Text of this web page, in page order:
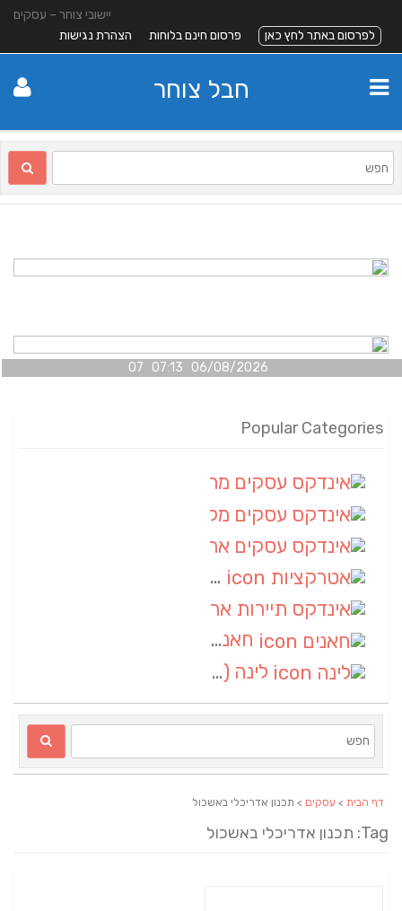
יישובי צוחר – עסקים
לפרסום באתר לחץ כאן
פרסום חינם בלוחות הצהרת נגישות
חבל צוחר
06/08/2026 07:13 07
Popular Categories
אטרקציות
חאנים
לינה (1)
דף הבית > עסקים > תכנון אדריכלי באשכול
Tag: תכנון אדריכלי באשכול